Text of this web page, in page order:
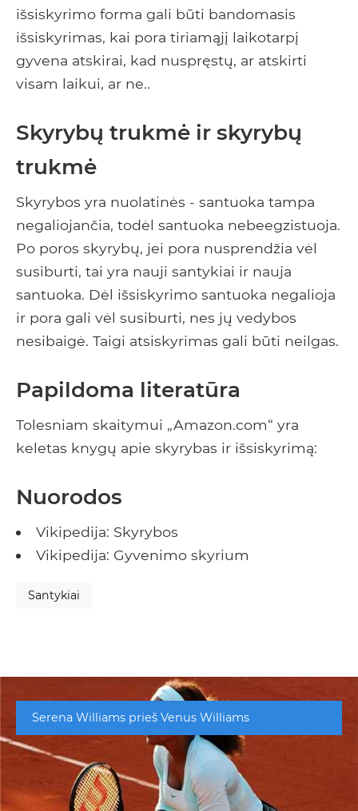
išsiskyrimo forma gali būti bandomasis
išsiskyrimas, kai pora tiriamąjį laikotarpį
gyvena atskirai, kad nuspręstų, ar atskirti
visam laikui, ar ne..
Skyrybų trukmė ir skyrybų
trukmė
Skyrybos yra nuolatinės - santuoka tampa
negaliojančia, todėl santuoka nebeegzistuoja.
Po poros skyrybų, jei pora nusprendžia vėl
susiburti, tai yra nauji santykiai ir nauja
santuoka. Dėl išsiskyrimo santuoka negalioja
ir pora gali vėl susiburti, nes jų vedybos
nesibaigė. Taigi atsiskyrimas gali būti neilgas.
Papildoma literatūra
Tolesniam skaitymui „Amazon.com“ yra
keletas knygų apie skyrybas ir išsiskyrimą:
Nuorodos
Vikipedija: Skyrybos
Vikipedija: Gyvenimo skyrium
Santykiai
Serena Williams prieš Venus Williams